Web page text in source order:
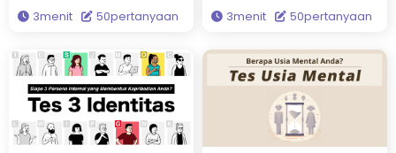
dengan Anda. Mungkin
dengan Thomas Alfa Edison
atau Einstein? Melalui tes ini,
mungkin Anda akan
mendapatkan sudut
pandang baru tentang
kepribadian Anda.
3menit 50pertanyaan
Anda akan dapat
Anda dan siapakah
dewa/dewi Yunani yang
memiliki kepribadian yang
sama dengan Anda. Ikuti tes
ini untuk mendapatkan
hikmat dan menjadikan hidup
3menit 50pertanyaan